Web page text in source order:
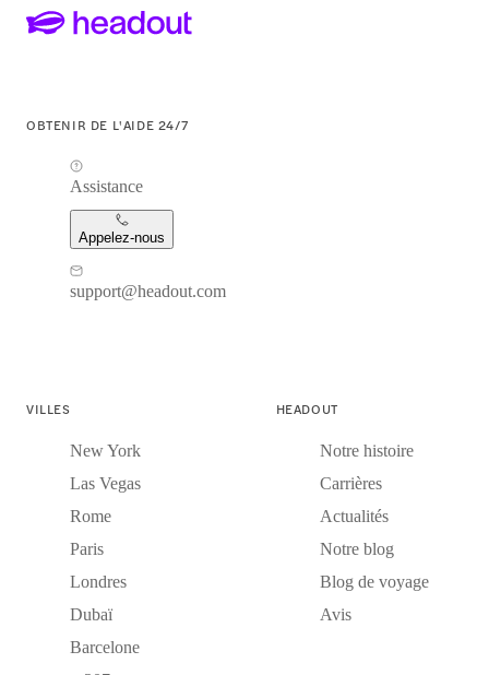
OBTENIR DE L'AIDE 24/7
Assistance
Appelez-nous
support@headout.com
VILLES
New York
Las Vegas
Rome
Paris
Londres
Dubaï
Barcelone
HEADOUT
Notre histoire
Carrières
Actualités
Notre blog
Blog de voyage
Avis